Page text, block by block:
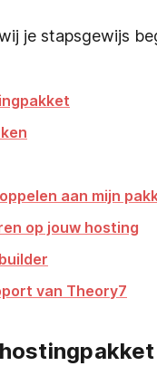
je stapsgewijs
aan mijn
op jouw hosting
van Theory7